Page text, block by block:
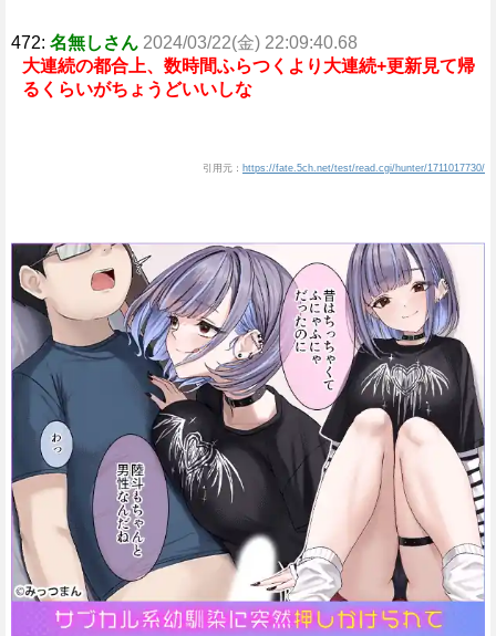
472: 名無しさん 2024/03/22(金) 22:09:40.68
大連続の都合上、数時間ふらつくより大連続+更新見て帰
るくらいがちょうどいいしな
引用元： https://fate.5ch.net/test/read.cgi/hunter/1711017730/